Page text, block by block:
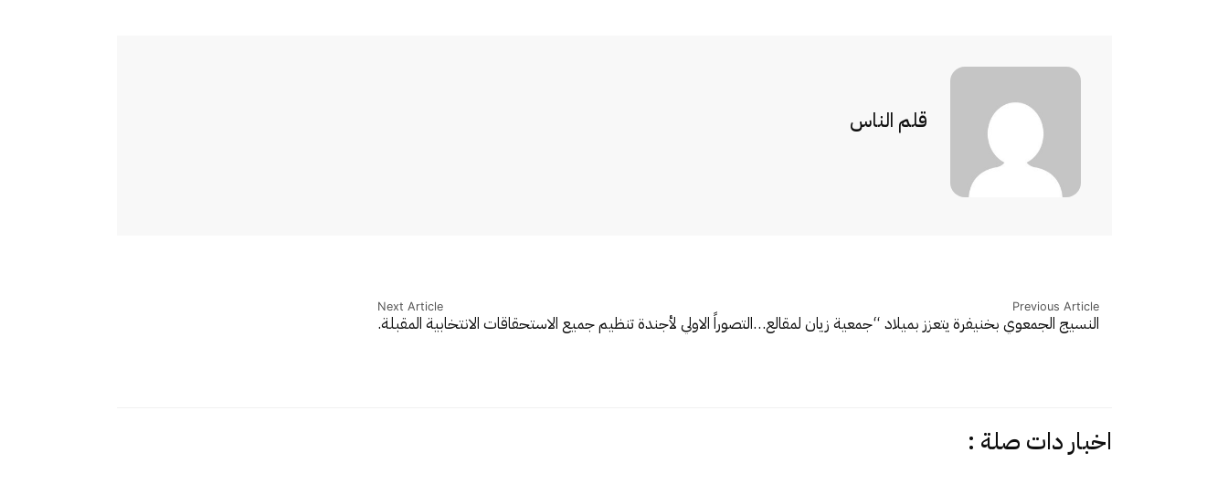
قلم الناس
Previous Article
النسيج الجمعوي بخنيفرة يتعزز بميلاد “جمعية زيان لمقالع…
Next Article
التصوراً الاولي لأجندة تنظيم جميع الاستحقاقات الانتخابية المقبلة.
اخبار دات صلة :